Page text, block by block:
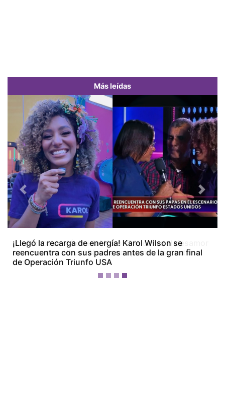
Más leídas
¡La Bichota está dolida! Karol G le canta al desamor
en su nuevo álbum ‘No me arrepiento de sentir
tanto’
Previous Next